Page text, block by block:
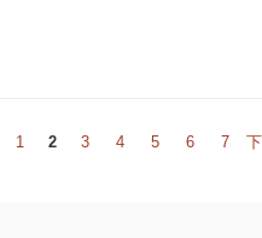
1 2 3 4 5 6 7